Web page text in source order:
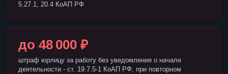
5.27.1, 20.4 КоАП РФ
до 48 000 ₽
штраф юрлицу за работу без уведомления о начале
деятельности - ст. 19.7.5-1 КоАП РФ, при повторном